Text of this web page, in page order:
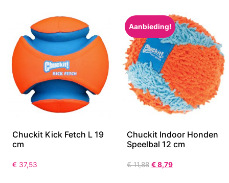
Chuckit Kick Fetch L 19
cm
€ 37,53
Aanbieding!
Chuckit Indoor Honden
Speelbal 12 cm
€11,88 €8,79